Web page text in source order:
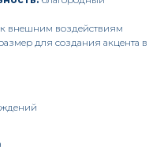
к внешним воздействиям
для создания акцента в